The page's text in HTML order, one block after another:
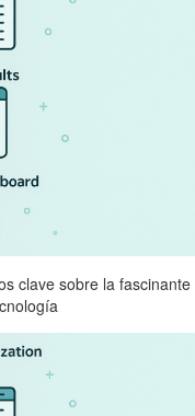
clave sobre la fascinante